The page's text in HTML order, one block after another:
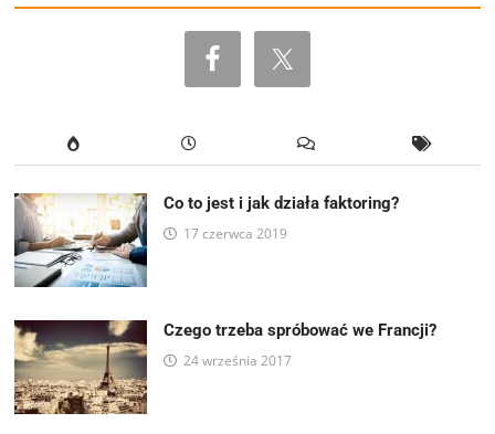
Co to jest i jak działa faktoring?
17 czerwca 2019
Czego trzeba spróbować we Francji?
24 września 2017